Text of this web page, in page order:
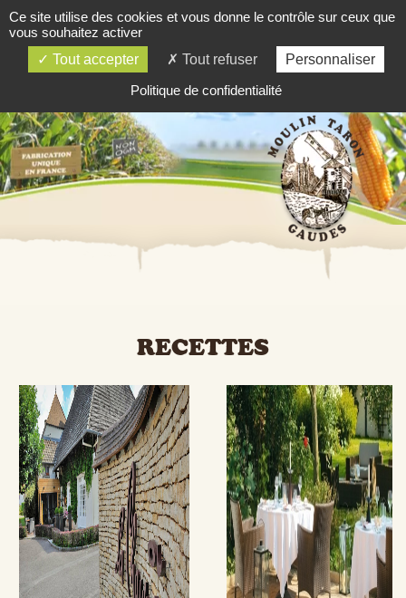
03 84 81 81 06
SOMMAIRE
RECETTES
Ce site utilise des cookies et vous donne le contrôle sur ceux que
vous souhaitez activer
Tout accepter
Tout refuser
Personnaliser
Politique de confidentialité